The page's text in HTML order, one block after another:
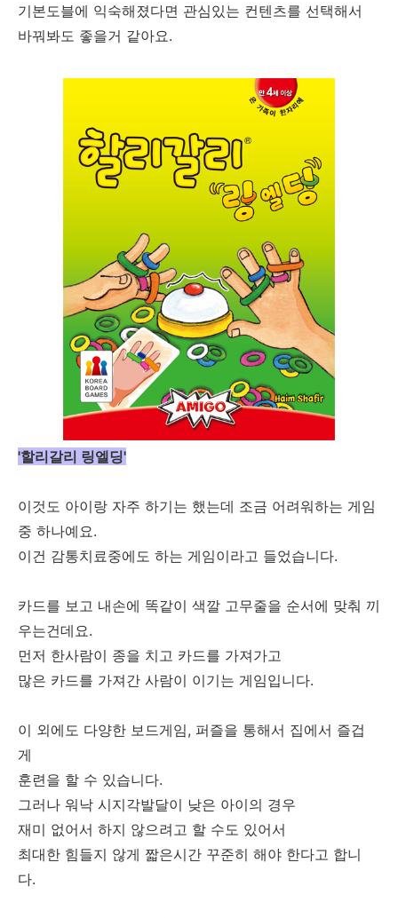
기본도블에 익숙해졌다면 관심있는 컨텐츠를 선택해서
바꿔봐도 좋을거 같아요.
'할리갈리 링엘딩'
이것도 아이랑 자주 하기는 했는데 조금 어려워하는 게임
중 하나예요.
이건 감통치료중에도 하는 게임이라고 들었습니다.
카드를 보고 내손에 똑같이 색깔 고무줄을 순서에 맞춰 끼
우는건데요.
먼저 한사람이 종을 치고 카드를 가져가고
많은 카드를 가져간 사람이 이기는 게임입니다.
이 외에도 다양한 보드게임, 퍼즐을 통해서 집에서 즐겁
게
훈련을 할 수 있습니다.
그러나 워낙 시지각발달이 낮은 아이의 경우
재미 없어서 하지 않으려고 할 수도 있어서
최대한 힘들지 않게 짧은시간 꾸준히 해야 한다고 합니
다.